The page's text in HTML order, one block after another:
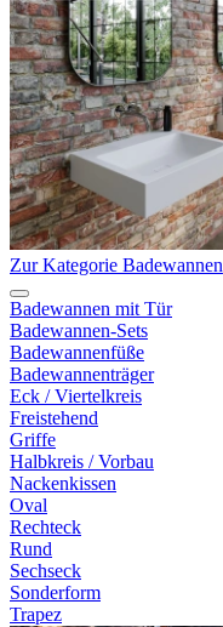
Zur Kategorie Badewannen
Badewannen mit Tür
Badewannen-Sets
Badewannenfüße
Badewannenträger
Eck / Viertelkreis
Freistehend
Griffe
Halbkreis / Vorbau
Nackenkissen
Oval
Rechteck
Rund
Sechseck
Sonderform
Trapez